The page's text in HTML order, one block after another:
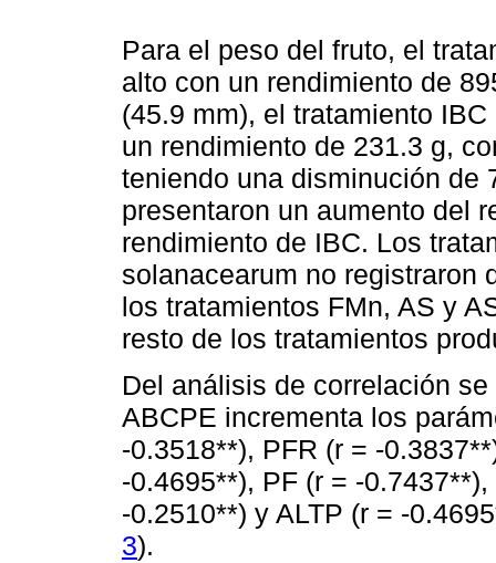
Para el peso del fruto, el
alto con un rendimiento de
(45.9 mm), el tratamiento
un rendimiento de 231.3 g,
teniendo una disminución de
presentaron un aumento del
rendimiento de IBC. Los
solanacearum no registraron
los tratamientos FMn, AS y
resto de los tratamientos
Del análisis de correlación
ABCPE incrementa los
-0.3518**), PFR (r = -
-0.4695**), PF (r = -
-0.2510**) y ALTP (r = -
3).